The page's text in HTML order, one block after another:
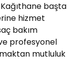
başta
hizmet
bakım
profesyonel
mutluluk